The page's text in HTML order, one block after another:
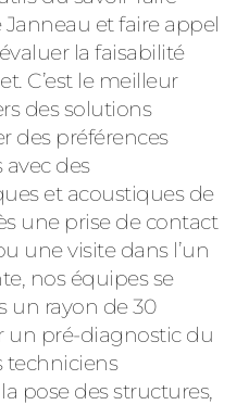
et faire appel
la faisabilité
C’est le meilleur
des solutions
des préférences
des
et acoustiques de
une prise de contact
une visite dans l’un
nos équipes se
un rayon de 30
un pré-diagnostic du
techniciens
pose des structures,